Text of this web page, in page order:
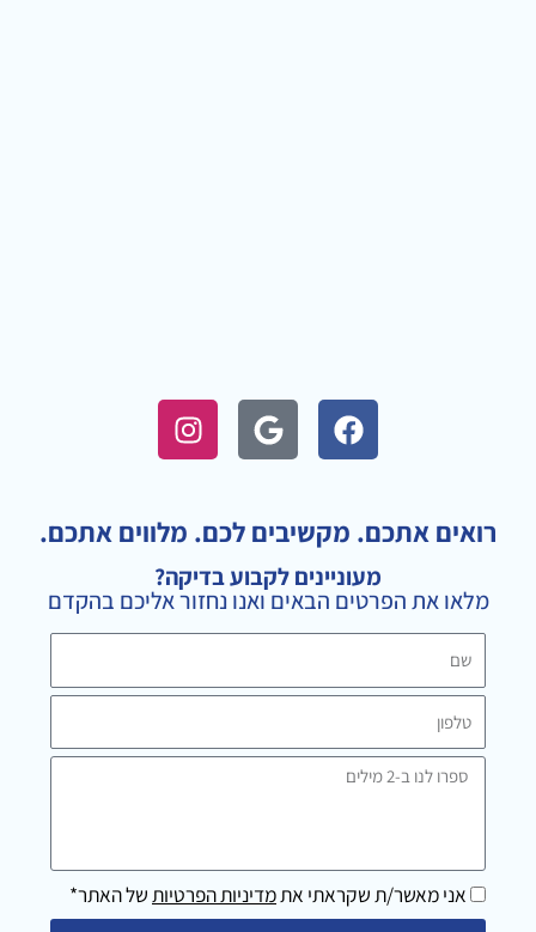
F
a
c
b
o
o
k
G
o
o
l
e
I
n
s
a
g
r
a
רואים אתכם. מקשיבים לכם. מלווים אתכם.
מעוניינים לקבוע בדיקה?
מלאו את הפרטים הבאים ואנו נחזור אליכם בהקדם
טלפון
ספרו
מילים
אני מאשר/ת שקראתי אתמדיניות הפרטיותשל האתר*